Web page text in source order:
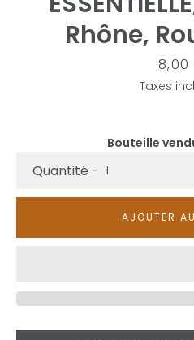
Rhône,
Prix
Taxes
Bouteille
Quantité
AJOUTER